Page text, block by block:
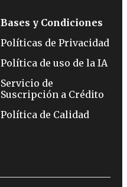
Bases y Condiciones
Políticas de Privacidad
Política de uso de la IA
Servicio de
Suscripción a Crédito
Política de Calidad